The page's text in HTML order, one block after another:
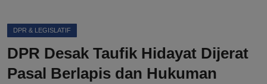
DPR & LEGISLATIF
DPR Desak Taufik Hidayat Dijerat
Pasal Berlapis dan Hukuman